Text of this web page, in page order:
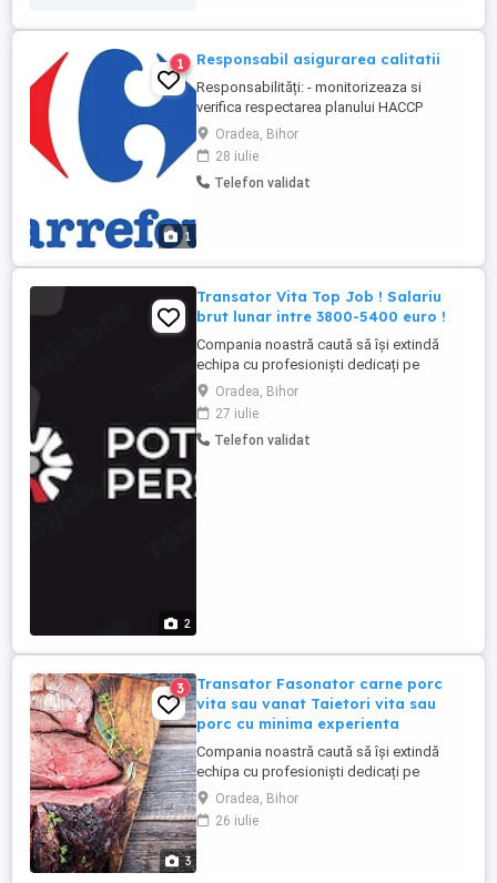
1
1 Responsabil asigurarea calitatii
Responsabilități: - monitorizeaza si
verifica respectarea planului HACCP
implementat la nivelul magazinului -
reprezinta societatea in relatiile cu
autoritatile publice - urmareste realizarea
planului de autocontrol - urmareste
Oradea, Bihor
28 iulie
Telefon validat
2
Transator Vita Top Job ! Salariu
brut lunar intre 3800-5400 euro !
Compania noastră caută să își extindă
echipa cu profesioniști dedicați pe
pozițiile de - Transator Fasonator carne
VITA - Salariul orar intre 18-30 euro ora
Brut inclusiv multe sporuri si alte beneficii .
Această oportunitate este potrivită atât
Oradea, Bihor
27 iulie
Telefon validat
3
3
Transator Fasonator carne porc
vita sau vanat Taietori vita sau
porc cu minima experienta
Compania noastră caută să își extindă
echipa cu profesioniști dedicați pe
pozițiile de - Transator Fasonator carne
porc, sau vânat, - Salariul orar intre 16-23
euro ora Brutplus sporuri si alte beneficii
Oradea, Bihor
26 iulie